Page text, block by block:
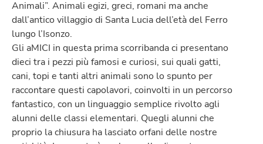
Animali”. Animali egizi, greci, romani ma anche
dall’antico villaggio di Santa Lucia dell’età del Ferro
lungo l’Isonzo.
Gli aMICI in questa prima scorribanda ci presentano
dieci tra i pezzi più famosi e curiosi, sui quali gatti,
cani, topi e tanti altri animali sono lo spunto per
raccontare questi capolavori, coinvolti in un percorso
fantastico, con un linguaggio semplice rivolto agli
alunni delle classi elementari. Quegli alunni che
proprio la chiusura ha lasciato orfani delle nostre